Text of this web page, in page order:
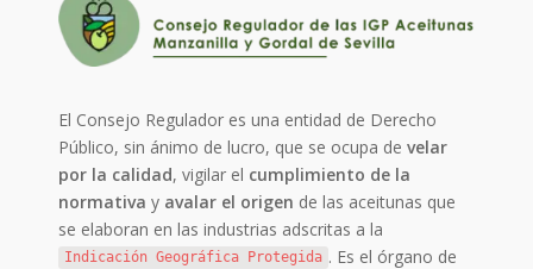
El Consejo Regulador es una entidad de Derecho
Público, sin ánimo de lucro, que se ocupa develar
por la calidad, vigilar el cumplimiento de la
normativa y avalar el origen de las aceitunas que
se elaboran en las industrias adscritas a la
Indicación Geográfica Protegida . Es el órgano de